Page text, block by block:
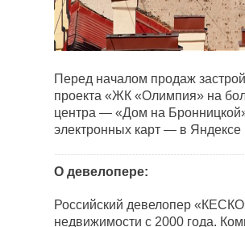
Перед началом продаж
проекта «ЖК «Олимпия» на
центра — «Дом на
электронных карт — в
О девелопере:
Российский девелопер
недвижимости с 2000 года.